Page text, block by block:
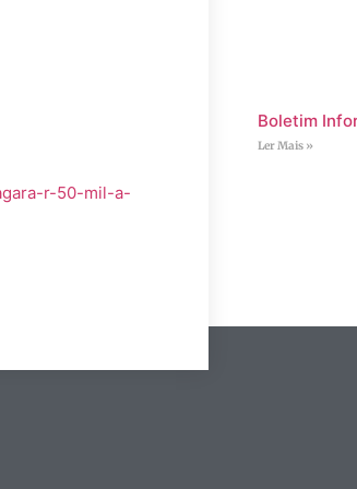
r-50-mil-a-
Boletim
Ler Mais »